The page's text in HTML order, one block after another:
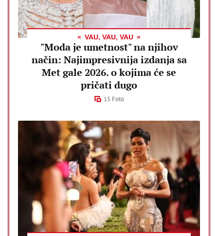
VAU, VAU, VAU
"Moda je umetnost" na njihov
način: Najimpresivnija izdanja sa
Met gale 2026. o kojima će se
pričati dugo
15 Foto